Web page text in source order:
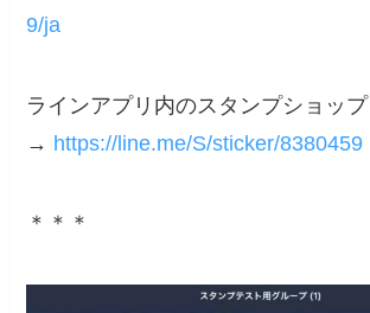
9/ja
ラインアプリ内のスタンプショップ
→ https://line.me/S/sticker/8380459
＊＊＊